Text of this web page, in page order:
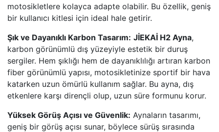
motosikletlere kolayca adapte olabilir. Bu özellik, geniş
bir kullanıcı kitlesi için ideal hale getirir.
Şık ve Dayanıklı Karbon Tasarım: JİEKAİ H2 Ayna,
karbon görünümlü dış yüzeyiyle estetik bir duruş
sergiler. Hem şıklığı hem de dayanıklılığı artıran karbon
fiber görünümlü yapısı, motosikletinize sportif bir hava
katarken uzun ömürlü kullanım sağlar. Bu ayna, dış
etkenlere karşı dirençli olup, uzun süre formunu korur.
Yüksek Görüş Açısı ve Güvenlik: Aynaların tasarımı,
geniş bir görüş açısı sunar, böylece sürüş sırasında